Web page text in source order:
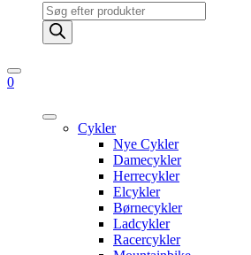
Products
search
0
Cykler
Nye Cykler
Damecykler
Herrecykler
Elcykler
Børnecykler
Ladcykler
Racercykler